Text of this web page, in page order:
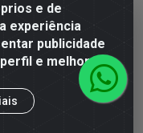
e de
experiência
publicidade
e melhorar a
Dantas, 183- Xerém -
415 - CNPJ